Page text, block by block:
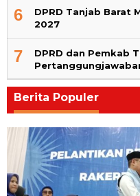
6
DPRD Tanjab Barat
2027
7
DPRD dan Pemkab
Berita Populer